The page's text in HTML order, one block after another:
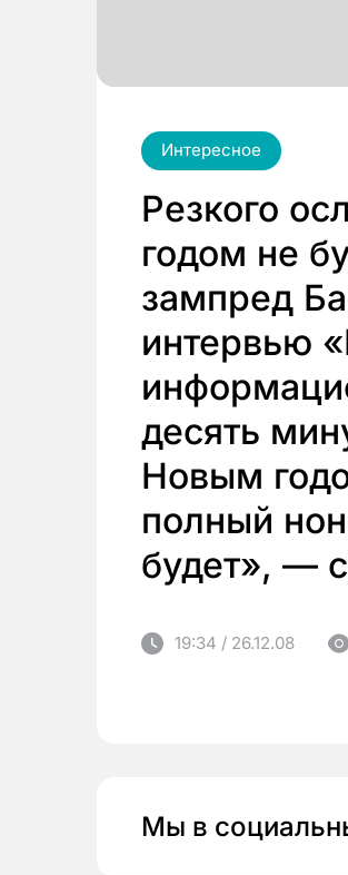
Интересное
Резкого
годом не
зампред
интервью
десять
Новым
полный
будет», —
19:34 / 26.12.08
Мы в